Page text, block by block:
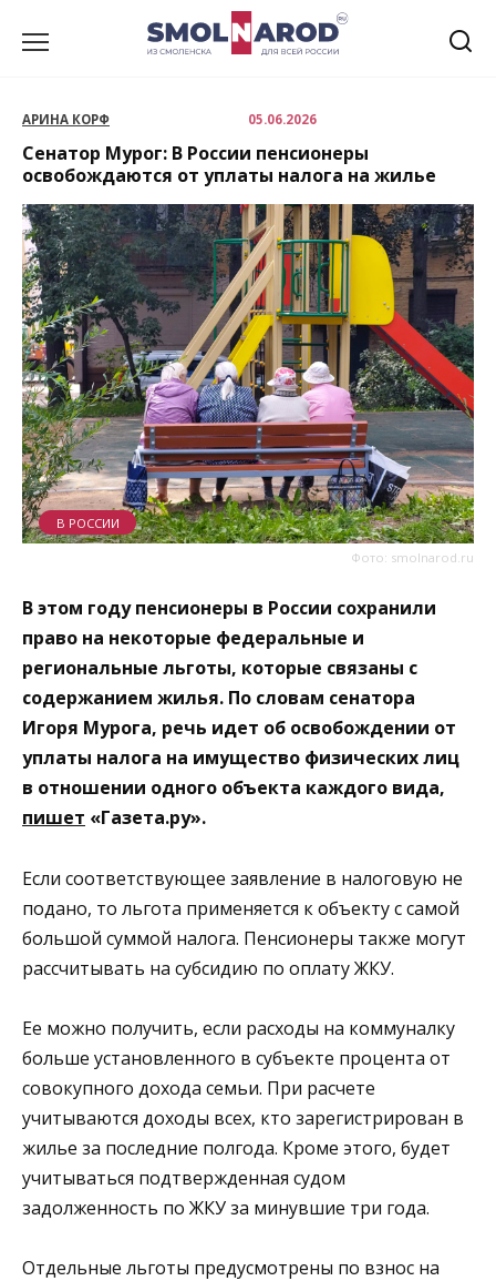
АРИНА КОРФ 05.06.2026
Сенатор Мурог: В России пенсионеры
освобождаются от уплаты налога на жилье
Фото: smolnarod.ru
В РОССИИ
В этом году пенсионеры в России сохранили
право на некоторые федеральные и
региональные льготы, которые связаны с
содержанием жилья. По словам сенатора
Игоря Мурога, речь идет об освобождении от
уплаты налога на имущество физических лиц
в отношении одного объекта каждого вида,
пишет «Газета.ру».
Если соответствующее заявление в налоговую не
подано, то льгота применяется к объекту с самой
большой суммой налога. Пенсионеры также могут
рассчитывать на субсидию по оплату ЖКУ.
Ее можно получить, если расходы на коммуналку
больше установленного в субъекте процента от
совокупного дохода семьи. При расчете
учитываются доходы всех, кто зарегистрирован в
жилье за последние полгода. Кроме этого, будет
учитываться подтвержденная судом
задолженность по ЖКУ за минувшие три года.
Отдельные льготы предусмотрены по взнос на